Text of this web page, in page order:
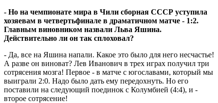
- Но на чемпионате мира в Чили сборная СССР уступила
хозяевам в четвертьфинале в драматичном матче - 1:2.
Главным виновником назвали Льва Яшина.
Действительно ли он так сплоховал?
- Да, все на Яшина напали. Какое это было для него несчастье!
А разве он виноват? Лев Иванович в трех играх получил три
сотрясения мозга! Первое - в матче с югославами, который мы
выиграли 2:0. Надо было дать ему передохнуть. Но его
поставили на следующий поединок с Колумбией (4:4), и -
второе сотрясение!